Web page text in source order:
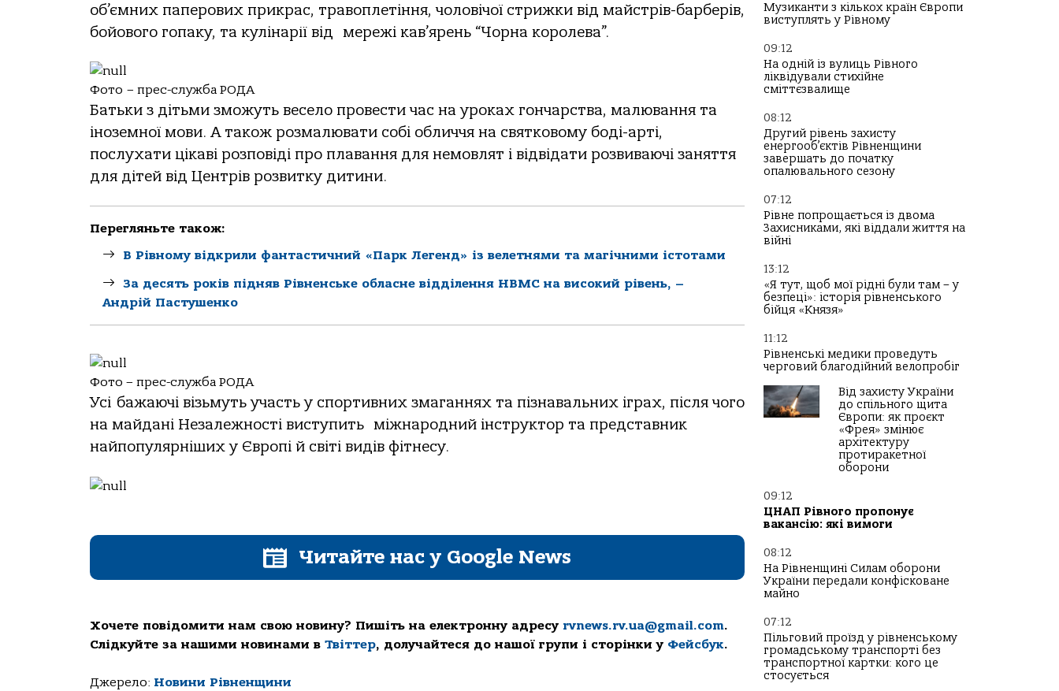
об’ємних паперових прикрас, травоплетіння, чоловічої стрижки від майстрів-барберів,
бойового гопаку, та кулінарії від мережі кав’ярень “Чорна королева”.
Фото – прес-служба РОДА
Батьки з дітьми зможуть весело провести час на уроках гончарства, малювання та
іноземної мови. А також розмалювати собі обличчя на святковому боді-арті,
послухати цікаві розповіді про плавання для немовлят і відвідати розвиваючі заняття
для дітей від Центрів розвитку дитини.
Перегляньте також:
В Рівному відкрили фантастичний «Парк Легенд» із велетнями та магічними істотами
За десять років підняв Рівненське обласне відділення НВМС на високий рівень, –
Андрій Пастушенко
Фото – прес-служба РОДА
Усі бажаючі візьмуть участь у спортивних змаганнях та пізнавальних іграх, після чого
на майдані Незалежності виступить міжнародний інструктор та представник
найпопулярніших у Європі й світі видів фітнесу.
Читайте нас у Google News
Хочете повідомити нам свою новину? Пишіть на електронну адресу rvnews.rv.ua@gmail.com.
Слідкуйте за нашими новинами в Твіттер, долучайтеся до нашої групи і сторінки у Фейсбук.
Джерело: Новини Рівненщини
Музиканти з кількох країн Європи
виступлять у Рівному
09:12
На одній із вулиць Рівного
ліквідували стихійне
сміттєзвалище
08:12
Другий рівень захисту
енергооб’єктів Рівненщини
завершать до початку
опалювального сезону
07:12
Рівне попрощається із двома
Захисниками, які віддали життя на
війні
13:12
«Я тут, щоб мої рідні були там – у
безпеці»: історія рівненського
бійця «Князя»
11:12
Рівненські медики проведуть
черговий благодійний велопробіг
Від захисту України
до спільного щита
Європи: як проєкт
«Фрея» змінює
архітектуру
протиракетної
оборони
09:12
ЦНАП Рівного пропонує
вакансію: які вимоги
08:12
На Рівненщині Силам оборони
України передали конфісковане
майно
07:12
Пільговий проїзд у рівненському
громадському транспорті без
транспортної картки: кого це
стосується